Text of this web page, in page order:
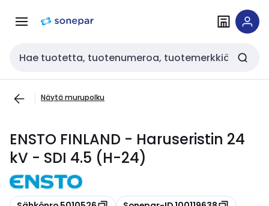
navigointiinsisältöön
Haku
Näytä murupolku
ENSTO FINLAND - Haruseristin 24
kV - SDI 4.5 (H-24)
Kopioi Kopioi